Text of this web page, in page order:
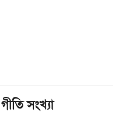
গীতি সংখ্যা